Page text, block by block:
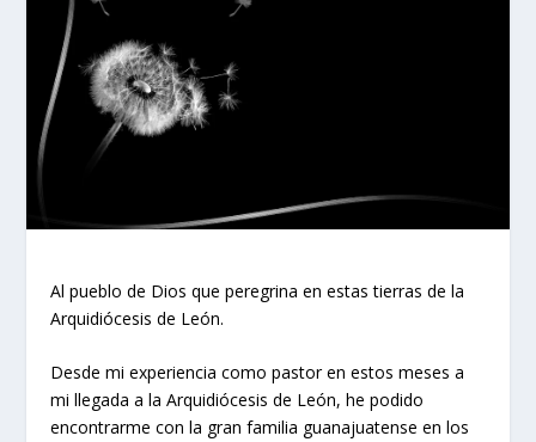
Al pueblo de Dios que peregrina en estas tierras de la
Arquidiócesis de León.
Desde mi experiencia como pastor en estos meses a
mi llegada a la Arquidiócesis de León, he podido
encontrarme con la gran familia guanajuatense en los